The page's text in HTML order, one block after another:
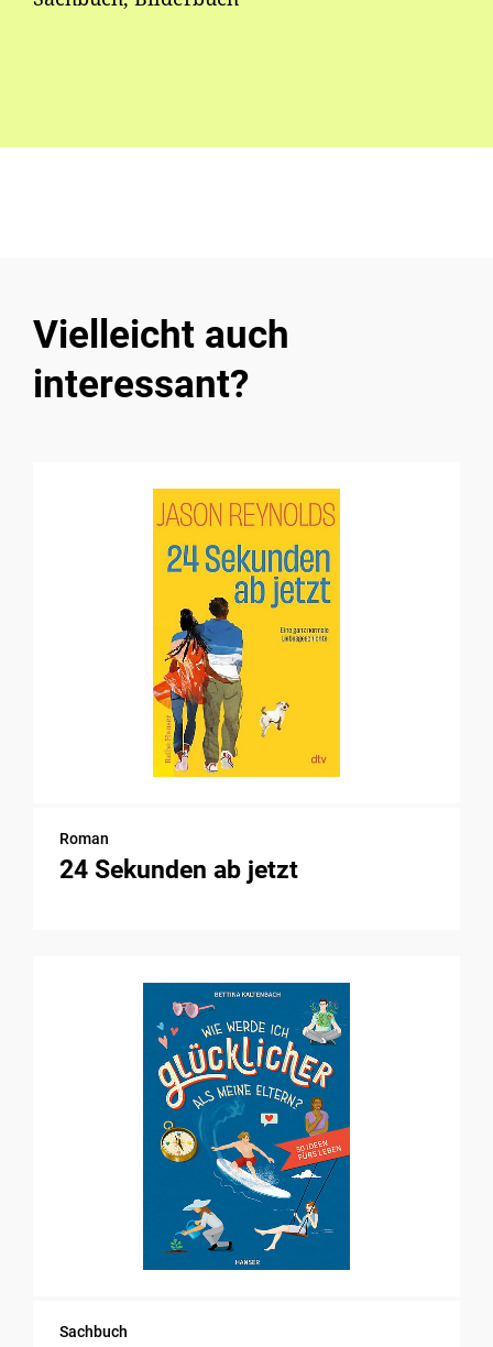
Vielleicht auch
interessant?
Roman
24 Sekunden ab jetzt
Sachbuch